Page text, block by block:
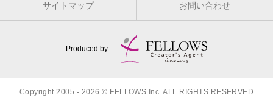
サイトマップ お問い合わせ
Produced by
Copyright 2005 - 2026 © FELLOWS Inc. ALL RIGHTS RESERVED